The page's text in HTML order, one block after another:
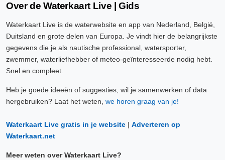
Over de Waterkaart Live | Gids
Waterkaart Live is de waterwebsite en app van Nederland, België,
Duitsland en grote delen van Europa. Je vindt hier de belangrijkste
gegevens die je als nautische professional, watersporter,
zwemmer, waterliefhebber of meteo-geïnteresseerde nodig hebt.
Snel en compleet.
Heb je goede ideeën of suggesties, wil je samenwerken of data
hergebruiken? Laat het weten, we horen graag van je!
Waterkaart Live gratis in je website | Adverteren op
Waterkaart.net
Meer weten over Waterkaart Live?